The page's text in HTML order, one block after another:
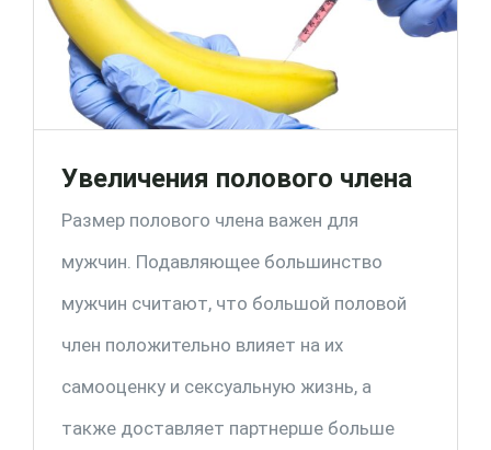
Увеличения полового члена
Размер полового члена важен для
мужчин. Подавляющее большинство
мужчин считают, что большой половой
член положительно влияет на их
самооценку и сексуальную жизнь, а
также доставляет партнерше больше